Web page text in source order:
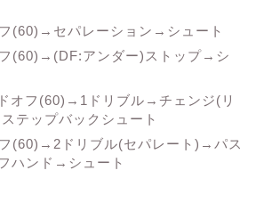
(60)→セパレーション→シュート
(60)→(DF:アンダー)ストップ→シ
オフ(60)→1ドリブル→チェンジ(リ
テップバックシュート
(60)→2ドリブル(セパレート)→パス
ハンド→シュート